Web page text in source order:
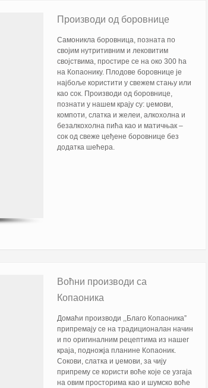
Производи од боровнице
Самоникла боровница, позната по
својим нутритивним и лековитим
својствима, простире се на око 300 ha
на Копаонику. Плодове боровнице је
најбоље користити у свежем стању или
као сок. Производи од боровнице,
познати у нашем крају су: џемови,
компоти, слатка и желеи, алкохолна и
безалкохолна пића као и матичњак –
сок од свеже цеђене боровнице без
додатка шећера.
Воћни производи са
Копаоника
Домаћи производи ,,Благо Копаоника”
припремају се на традиционалан начин
и по оригиналним рецептима из нашег
краја, подножја планине Копаоник.
Сокови, слатка и џемови, за чију
припрему се користи воће које се узгаја
на овим просторима као и шумско воће